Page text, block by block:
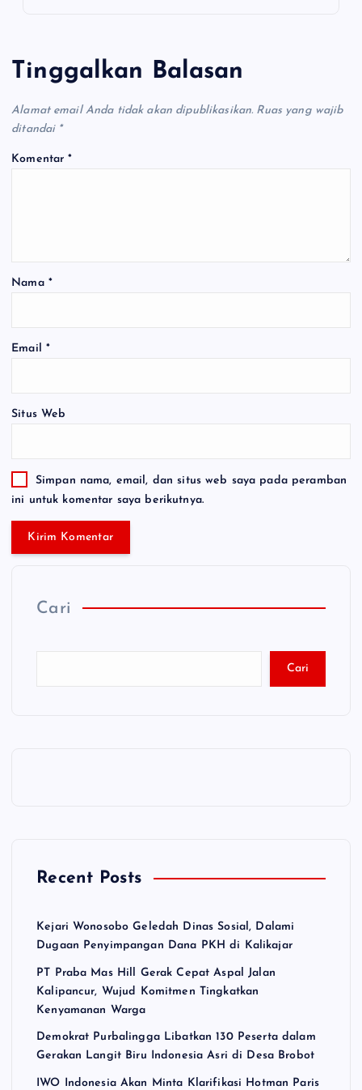
Tinggalkan Balasan
Alamat email Anda tidak akan dipublikasikan. Ruas yang wajib
ditandai *
Komentar*
Nama *
Email *
Situs Web
Simpan nama, email, dan situs web saya pada peramban
ini untuk komentar saya berikutnya.
Cari
Cari
Recent Posts
Kejari Wonosobo Geledah Dinas Sosial, Dalami
Dugaan Penyimpangan Dana PKH di Kalikajar
PT Praba Mas Hill Gerak Cepat Aspal Jalan
Kalipancur, Wujud Komitmen Tingkatkan
Kenyamanan Warga
Demokrat Purbalingga Libatkan 130 Peserta dalam
Gerakan Langit Biru Indonesia Asri di Desa Brobot
IWO Indonesia Akan Minta Klarifikasi Hotman Paris